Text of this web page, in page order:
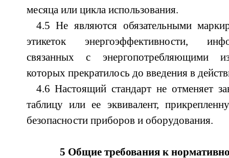
месяца или цикла использования.
4.5 Не являются обязательными
этикеток энергоэффективности,
связанных с энергопотребляющими
которых прекратилось до введения в
4.6 Настоящий стандарт не отменяет
таблицу или ее эквивалент,
безопасности приборов и оборудования.
5 Общие требования к